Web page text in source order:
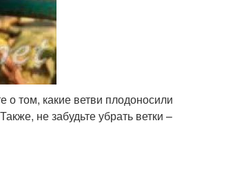
о том, какие ветви плодоносили
не забудьте убрать ветки –